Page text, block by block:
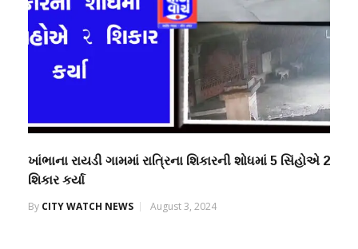
ખાંભાના રાયડી ગામમાં રાત્રિના શિકારની શોધમાં 5 સિંહોએ 2
શિકાર કર્યા
By CITY WATCH NEWS August 3, 2024